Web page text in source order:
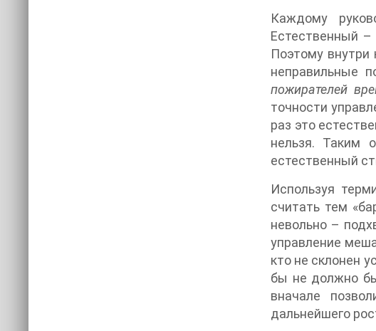
Каждому
Естественный –
Поэтому внутри
неправильные
пожирателей
точности
раз это
нельзя. Таким
естественный
Используя
считать тем
невольно –
управление
кто не склонен
бы не должно
вначале
дальнейшего